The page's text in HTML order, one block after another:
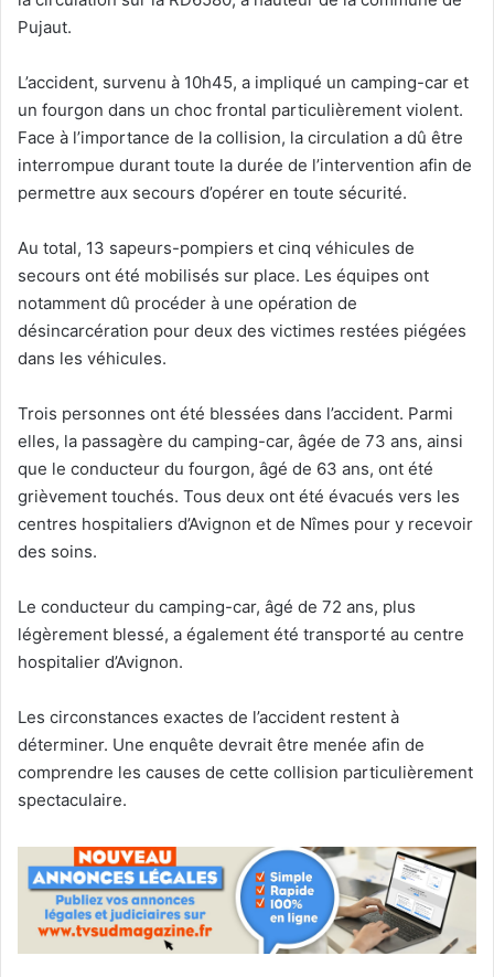
Pujaut.
L’accident, survenu à 10h45, a impliqué un camping-car et
un fourgon dans un choc frontal particulièrement violent.
Face à l’importance de la collision, la circulation a dû être
interrompue durant toute la durée de l’intervention afin de
permettre aux secours d’opérer en toute sécurité.
Au total, 13 sapeurs-pompiers et cinq véhicules de
secours ont été mobilisés sur place. Les équipes ont
notamment dû procéder à une opération de
désincarcération pour deux des victimes restées piégées
dans les véhicules.
Trois personnes ont été blessées dans l’accident. Parmi
elles, la passagère du camping-car, âgée de 73 ans, ainsi
que le conducteur du fourgon, âgé de 63 ans, ont été
grièvement touchés. Tous deux ont été évacués vers les
centres hospitaliers d’Avignon et de Nîmes pour y recevoir
des soins.
Le conducteur du camping-car, âgé de 72 ans, plus
légèrement blessé, a également été transporté au centre
hospitalier d’Avignon.
Les circonstances exactes de l’accident restent à
déterminer. Une enquête devrait être menée afin de
comprendre les causes de cette collision particulièrement
spectaculaire.